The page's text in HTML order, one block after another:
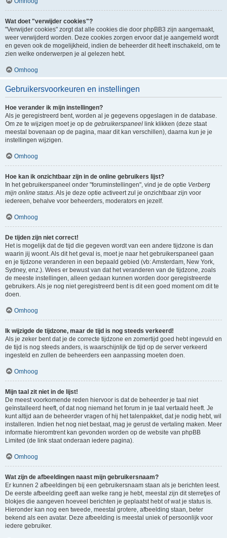
Wat doet "verwijder cookies"?
"Verwijder cookies" zorgt dat alle cookies die door phpBB3 zijn aangemaakt,
weer verwijderd worden. Deze cookies zorgen ervoor dat je aangemeld wordt
en geven ook de mogelijkheid, indien de beheerder dit heeft inschakeld, om te
zien welke onderwerpen je al gelezen hebt.
Omhoog
Gebruikersvoorkeuren en instellingen
Hoe verander ik mijn instellingen?
Als je geregistreerd bent, worden al je gegevens opgeslagen in de database.
Om ze te wijzigen moet je op de gebruikerspaneel link klikken (deze staat
meestal bovenaan op de pagina, maar dit kan verschillen), daarna kun je je
instellingen wijzigen.
Omhoog
Hoe kan ik onzichtbaar zijn in de online gebruikers lijst?
In het gebruikerspaneel onder "foruminstellingen", vind je de optie Verberg
mijn online status. Als je deze optie activeert zul je onzichtbaar zijn voor
iedereen, behalve voor beheerders, moderators en jezelf.
Omhoog
De tijden zijn niet correct!
Het is mogelijk dat de tijd die gegeven wordt van een andere tijdzone is dan
waarin jij woont. Als dit het geval is, moet je naar het gebruikerspaneel gaan
en je tijdzone veranderen in een bepaald gebied (vb: Amsterdam, New York,
Sydney, enz.). Wees er bewust van dat het veranderen van de tijdzone, zoals
de meeste instellingen, alleen gedaan kunnen worden door geregistreerde
gebruikers. Als je nog niet geregistreerd bent is dit een goed moment om dit te
doen.
Omhoog
Ik wijzigde de tijdzone, maar de tijd is nog steeds verkeerd!
Als je zeker bent dat je de correcte tijdzone en zomertijd goed hebt ingevuld en
de tijd is nog steeds anders, is waarschijnlijk de tijd op de server verkeerd
ingesteld en zullen de beheerders een aanpassing moeten doen.
Omhoog
Mijn taal zit niet in de lijst!
De meest voorkomende reden hiervoor is dat de beheerder je taal niet
geïnstalleerd heeft, of dat nog niemand het forum in je taal vertaald heeft. Je
kunt altijd aan de beheerder vragen of hij het talenpakket, dat je nodig hebt, wil
installeren. Indien het nog niet bestaat, mag je gerust de vertaling maken. Meer
informatie hieromtrent kan gevonden worden op de website van phpBB
Limited (de link staat onderaan iedere pagina).
Omhoog
Wat zijn de afbeeldingen naast mijn gebruikersnaam?
Er kunnen 2 afbeeldingen bij een gebruikersnaam staan als je berichten leest.
De eerste afbeelding geeft aan welke rang je hebt, meestal zijn dit sterretjes of
blokjes die aangeven hoeveel berichten je geplaatst hebt of wat je status is.
Hieronder kan nog een tweede, meestal grotere, afbeelding staan, beter
bekend als een avatar. Deze afbeelding is meestal uniek of persoonlijk voor
iedere gebruiker.